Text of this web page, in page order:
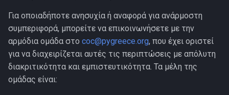
Για οποιαδήποτε ανησυχία ή αναφορά για ανάρμοστη
συμπεριφορά, μπορείτε να επικοινωνήσετε με την
αρμόδια ομάδα στο coc@pygreece.org, που έχει οριστεί
για να διαχειρίζεται αυτές τις περιπτώσεις με απόλυτη
διακριτικότητα και εμπιστευτικότητα. Τα μέλη της
ομάδας είναι: